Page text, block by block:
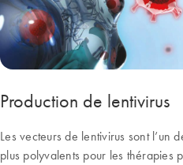
Production de lentivirus
Les vecteurs de lentivirus sont l’un
plus polyvalents pour les thérapies